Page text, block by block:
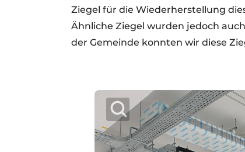
Ziegel für die Wiederherstellung
Ähnliche Ziegel wurden jedoch
der Gemeinde konnten wir diese